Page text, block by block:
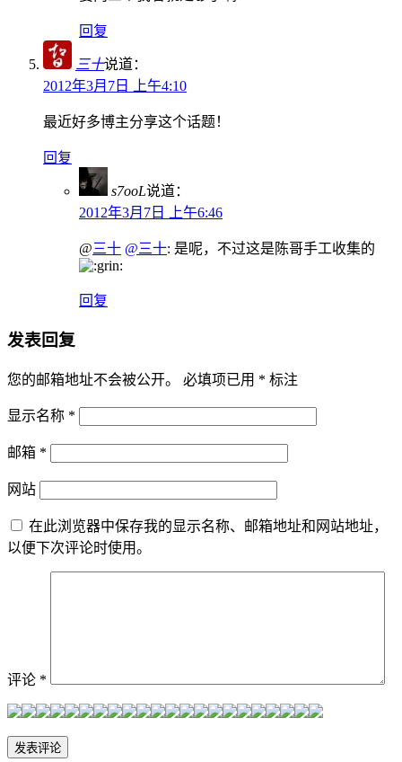
回复
三十说道：
2012年3月7日 上午4:10
最近好多博主分享这个话题！
回复
s7ooL说道：
2012年3月7日 上午6:46
@三十 @三十: 是呢，不过这是陈哥手工收集的
回复
发表回复
您的邮箱地址不会被公开。 必填项已用 * 标注
显示名称 *
邮箱 *
网站
在此浏览器中保存我的显示名称、邮箱地址和网站地址，
以便下次评论时使用。
评论 *